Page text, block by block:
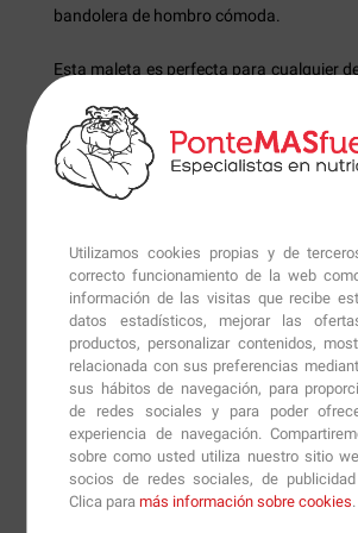
Utilizamos cookies propias y de
correcto funcionamiento de la web
información de las visitas que recibe
datos estadísticos, mejorar las
productos, personalizar contenidos,
relacionada con sus preferencias
sus hábitos de navegación, para
de redes sociales y para poder
experiencia de navegación.
sobre como usted utiliza nuestro sitio
socios de redes sociales, de
Clica paramás información sobre cookies.
bandolera de hombro cómoda.
Esta maleta es perfecta para cualquier
comida de forma compacta y segura
distribución de los espacios.
Los compartimentos laterales de
divididos para poder colocar diferentes
cubiertos y utensilios de cocina o
para tomar.
Y en el bolsillo superior podremos
cápsulas de suplementación
y también disponemos de un espacio